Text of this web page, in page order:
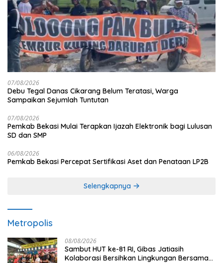
07/08/2026
Debu Tegal Danas Cikarang Belum Teratasi, Warga
Sampaikan Sejumlah Tuntutan
07/08/2026
Pemkab Bekasi Mulai Terapkan Ijazah Elektronik bagi Lulusan
SD dan SMP
06/08/2026
Pemkab Bekasi Percepat Sertifikasi Aset dan Penataan LP2B
Selengkapnya
Metropolis
08/08/2026
Sambut HUT ke-81 RI, Gibas Jatiasih
Kolaborasi Bersihkan Lingkungan Bersama